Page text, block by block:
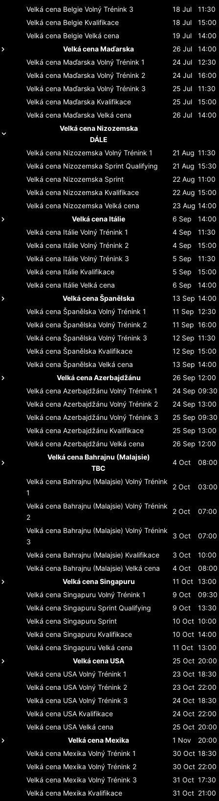
Velká cena Belgie Volný Trénink 3 18 Jul
11:30
Velká cena Belgie Kvalifikace 18 Jul
15:00
Velká cena Belgie Velká cena 19 Jul
14:00
Velká cena Maďarska
26 Jul
14:00
Velká cena Maďarska Volný Trénink 1 24 Jul
12:30
Velká cena Maďarska Volný Trénink 2 24 Jul
16:00
Velká cena Maďarska Volný Trénink 3 25 Jul
11:30
Velká cena Maďarska Kvalifikace 25 Jul
15:00
Velká cena Maďarska Velká cena 26 Jul
14:00
Velká cena Nizozemska
DÁLE
Velká cena Nizozemska Volný Trénink 1 21 Aug 11:30
Velká cena Nizozemska Sprint Qualifying 21 Aug 15:30
Velká cena Nizozemska Sprint 22 Aug 11:00
Velká cena Nizozemska Kvalifikace 22 Aug 15:00
Velká cena Nizozemska Velká cena 23 Aug 14:00
Velká cena Itálie
6 Sep
14:00
Velká cena Itálie Volný Trénink 1 4 Sep
11:30
Velká cena Itálie Volný Trénink 2 4 Sep
15:00
Velká cena Itálie Volný Trénink 3 5 Sep
11:30
Velká cena Itálie Kvalifikace 5 Sep
15:00
Velká cena Itálie Velká cena 6 Sep
14:00
Velká cena Španělska
13 Sep 14:00
Velká cena Španělska Volný Trénink 1 11 Sep 12:30
Velká cena Španělska Volný Trénink 2 11 Sep 16:00
Velká cena Španělska Volný Trénink 3 12 Sep 11:30
Velká cena Španělska Kvalifikace 12 Sep 15:00
Velká cena Španělska Velká cena 13 Sep 14:00
Velká cena Azerbajdžánu
26 Sep 12:00
Velká cena Azerbajdžánu Volný Trénink 1 24 Sep 09:30
Velká cena Azerbajdžánu Volný Trénink 2 24 Sep 13:00
Velká cena Azerbajdžánu Volný Trénink 3 25 Sep 09:30
Velká cena Azerbajdžánu Kvalifikace 25 Sep 13:00
Velká cena Azerbajdžánu Velká cena 26 Sep 12:00
Velká cena Bahrajnu (Malajsie)
TBC
4 Oct 08:00
Velká cena Bahrajnu (Malajsie) Volný Trénink
1
2 Oct 03:00
Velká cena Bahrajnu (Malajsie) Volný Trénink
2
2 Oct 07:00
Velká cena Bahrajnu (Malajsie) Volný Trénink
3
3 Oct 07:00
Velká cena Bahrajnu (Malajsie) Kvalifikace 3 Oct
10:00
Velká cena Bahrajnu (Malajsie) Velká cena 4 Oct
08:00
Velká cena Singapuru
11 Oct 13:00
Velká cena Singapuru Volný Trénink 1 9 Oct
09:30
Velká cena Singapuru Sprint Qualifying 9 Oct
13:30
Velká cena Singapuru Sprint 10 Oct 10:00
Velká cena Singapuru Kvalifikace 10 Oct 14:00
Velká cena Singapuru Velká cena 11 Oct 13:00
Velká cena USA
25 Oct 20:00
Velká cena USA Volný Trénink 1 23 Oct 18:30
Velká cena USA Volný Trénink 2 23 Oct 22:00
Velká cena USA Volný Trénink 3 24 Oct 18:30
Velká cena USA Kvalifikace 24 Oct 22:00
Velká cena USA Velká cena 25 Oct 20:00
Velká cena Mexika
1 Nov
20:00
Velká cena Mexika Volný Trénink 1 30 Oct 18:30
Velká cena Mexika Volný Trénink 2 30 Oct 22:00
Velká cena Mexika Volný Trénink 3 31 Oct 17:30
Velká cena Mexika Kvalifikace 31 Oct 21:00